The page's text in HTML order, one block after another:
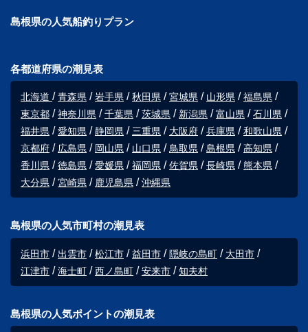
島根県の人気船釣りプラン
各都道府県の潮見表
北海道 青森県 岩手県 秋田県 宮城県 山形県
福島県
東京都
神奈川県 千葉県 茨城県 新潟県 富山県
石川県
福井県
愛知県 静岡県 三重県 大阪府 兵庫県
和歌山県
京都府
広島県 岡山県 山口県 鳥取県 島根県
高知県
香川県
徳島県 愛媛県 福岡県 佐賀県 長崎県
熊本県
大分県
宮崎県 鹿児島県 沖縄県
島根県の人気市町村の潮見表
浜田市 出雲市 松江市 益田市 隠岐の島町
大田市
江津市
海士町 西ノ島町 安来市 知夫村
島根県の人気ポイントの潮見表